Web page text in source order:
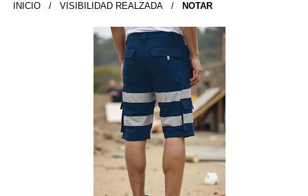
INICIO / VISIBILIDAD REALZADA / NOTAR